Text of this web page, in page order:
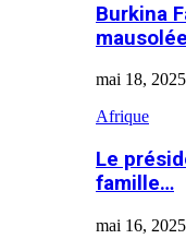
Burkina
mai 18, 2025
Afrique
Le
famille…
mai 16, 2025